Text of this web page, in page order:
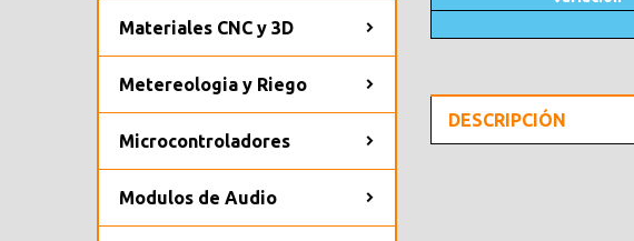
Materiales CNC y 3D
Metereologia y Riego
Microcontroladores
Modulos de Audio
DESCRIPCIÓN